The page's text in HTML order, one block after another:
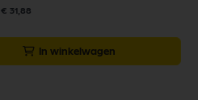
€ 31,88
In winkelwagen